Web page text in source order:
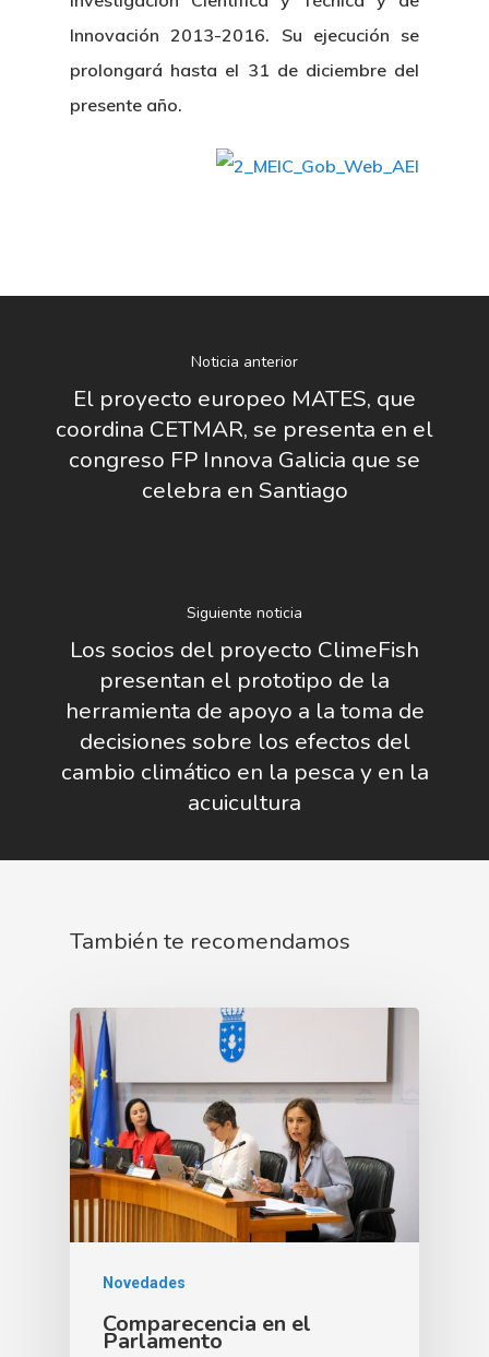
Innovación 2013-2016. Su ejecución se
prolongará hasta el 31 de diciembre del
presente año.
Noticia anterior
El proyecto europeo MATES, que
coordina CETMAR, se presenta en el
congreso FP Innova Galicia que se
celebra en Santiago
Siguiente noticia
Los socios del proyecto ClimeFish
presentan el prototipo de la
herramienta de apoyo a la toma de
decisiones sobre los efectos del
cambio climático en la pesca y en la
acuicultura
También te recomendamos
Novedades
Comparecencia en el
Parlamento